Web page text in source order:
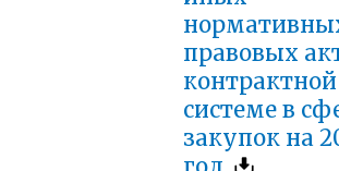
правовых
контрактной
системе в
закупок на